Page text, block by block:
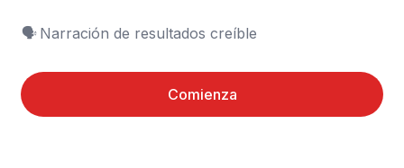
🗣️	Narración de resultados creíble
Comienza